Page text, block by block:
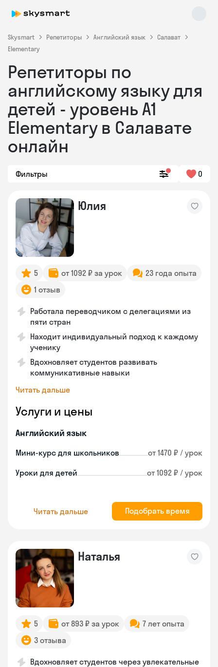
Skysmart Репетиторы Английский язык
Салават
Elementary
Репетиторы по
английскому языку для
детей - уровень А1
Elementary в Салавате
онлайн
Фильтры 0
Юлия
5 от 1092 ₽ за урок
23 года опыта
1 отзыв
Работала переводчиком с делегациями из
пяти стран
Находит индивидуальный подход к каждому
ученику
Вдохновляет студентов развивать
коммуникативные навыки
Читать дальше
Услуги и цены
Английский язык
Мини-курс для школьников от 1470 ₽ / урок
Уроки для детей от 1092 ₽ / урок
Читать дальше Подобрать время
Наталья
5 от 893 ₽ за урок
7 лет опыта
3 отзыва
Вдохновляет студентов через увлекательные
Skysmart Chat